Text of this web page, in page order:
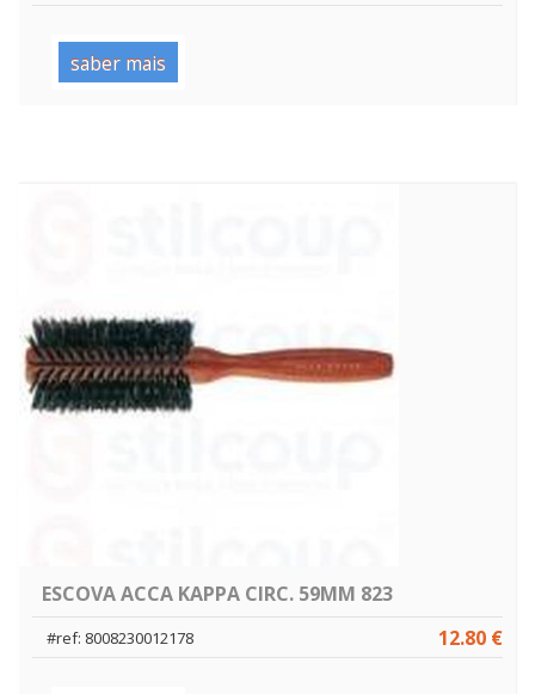
saber mais
ESCOVA ACCA KAPPA CIRC. 59MM 823
12.80 €
#ref: 8008230012178